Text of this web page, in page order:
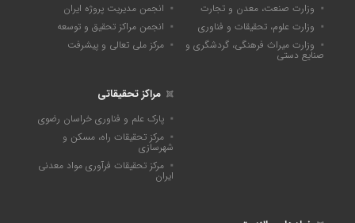
وزارت صنعت، معدن و تجارت
وزارت علوم، تحقیقات و فناوری
وزارت میراث فرهنگی، گردشگری و
صنایع دستی
انجمن مدیریت پروژه ایران
انجمن مراکز تحقیق و توسعه
مرکز ملی تعالی و پیشرفت
مراکز تحقیقاتی
پارک علم و فناوری خراسان رضوی
مرکز تحقیقات راه، مسکن و
شهرسازی
مرکز تحقیقات فرآوری مواد معدنی
ایران